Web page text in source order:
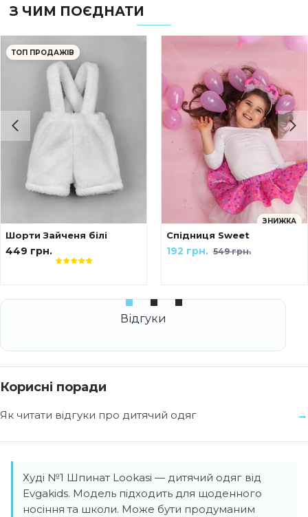
З ЧИМ ПОЄДНАТИ
ТОП ПРОДАЖІВ
Шорти Зайченя білі
449 грн.
ЗНИЖКА
Спідниця Sweet
549 грн.
192 грн.
Корисні поради
Як читати відгуки про дитячий одяг
Худі №1 Шпинат Lookasi — дитячий одяг від
Evgakids. Модель підходить для щоденного
носіння та школи. Може бути продуманим